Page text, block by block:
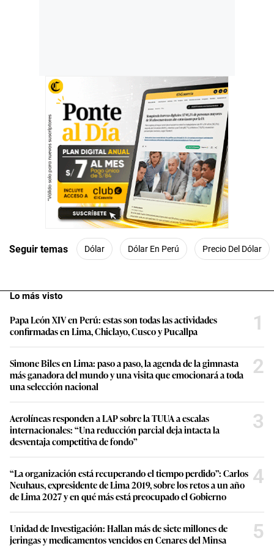
Seguir temas Dólar Dólar En Perú Precio Del Dólar
Lo más visto
Papa León XIV en Perú: estas son todas las actividades
confirmadas en Lima, Chiclayo, Cusco y Pucallpa
1
Simone Biles en Lima: paso a paso, la agenda de la gimnasta
más ganadora del mundo y una visita que emocionará a toda
una selección nacional
2
Aerolíneas responden a LAP sobre la TUUA a escalas
internacionales: “Una reducción parcial deja intacta la
desventaja competitiva de fondo”
3
“La organización está recuperando el tiempo perdido”: Carlos
Neuhaus, expresidente de Lima 2019, sobre los retos a un año
de Lima 2027 y en qué más está preocupado el Gobierno
4
Unidad de Investigación: Hallan más de siete millones de
jeringas y medicamentos vencidos en Cenares del Minsa
5